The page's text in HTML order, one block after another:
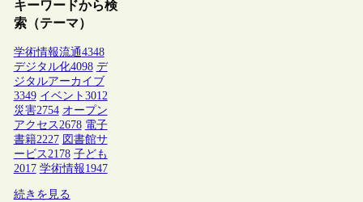
キーワードから検
索（テーマ）
学術情報流通4348
デジタル化4098 デ
ジタルアーカイブ
3349 イベント 3012
災害2754 オープン
アクセス2678 電子
書籍2227 図書館サ
ービス2178 子ども
2017 学術情報1947
続きを見る